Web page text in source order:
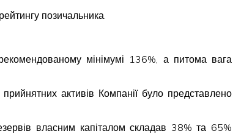
позичальника.
мінімумі 136%, а питома вага
активів Компанії було представлено
власним капіталом складав 38% та 65%